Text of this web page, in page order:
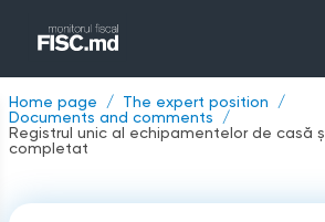
Home page
The expert position
Documents and comments
Registrul unic al echipamentelor de casă
completat